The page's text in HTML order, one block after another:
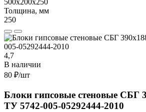
500х200х250
Толщина, мм
250
4,7
В наличии
80 ₽/шт
Блоки гипсовые стеновые СБГ
ТУ 5742-005-05292444-2010